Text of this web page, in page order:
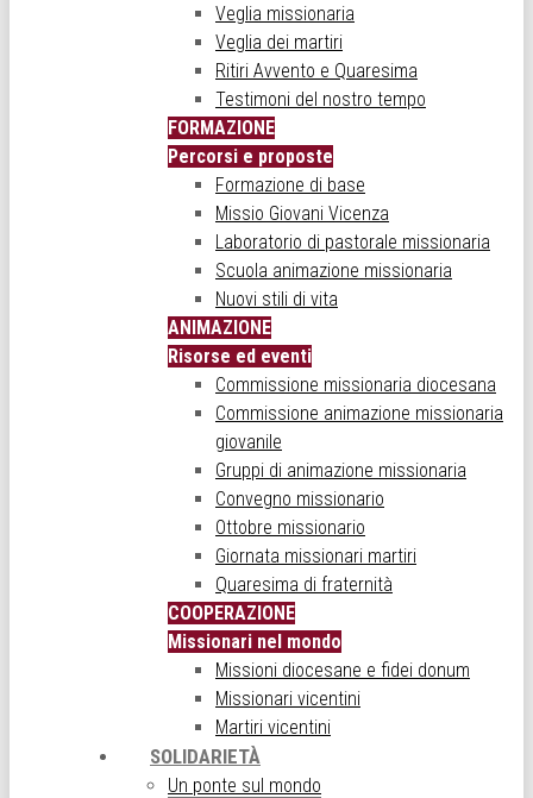
Veglia missionaria
Veglia dei martiri
Ritiri Avvento e Quaresima
Testimoni del nostro tempo
FORMAZIONE
Percorsi e proposte
Formazione di base
Missio Giovani Vicenza
Laboratorio di pastorale missionaria
Scuola animazione missionaria
Nuovi stili di vita
ANIMAZIONE
Risorse ed eventi
Commissione missionaria diocesana
Commissione animazione missionaria
giovanile
Gruppi di animazione missionaria
Convegno missionario
Ottobre missionario
Giornata missionari martiri
Quaresima di fraternità
COOPERAZIONE
Missionari nel mondo
Missioni diocesane e fidei donum
Missionari vicentini
Martiri vicentini
SOLIDARIETÀ
Un ponte sul mondo